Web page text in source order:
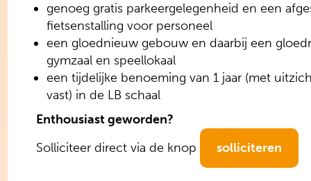
genoeg gratis parkeergelegenheid en een
fietsenstalling voor personeel
een gloednieuw gebouw en daarbij een
gymzaal en speellokaal
een tijdelijke benoeming van 1 jaar (met
vast) in de LB schaal
Enthousiast geworden?
Solliciteer direct via de knop
solliciteren